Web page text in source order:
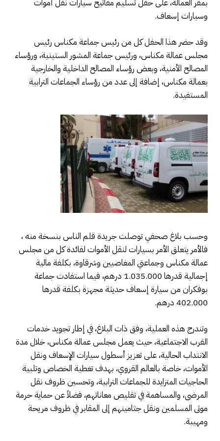
بمقر العمالة، على حفل تسليم مفاتيح سيارات نقل أموات
وسيارات إسعاف.
وقد حضر هذا الحفل كل من رئيس جماعة مكناس رئيس
مجلس عمالة مكناس، ورئيس جماعة المشور الستينية، ورؤساء
المصالح الأمنية، وبعض رؤساء المصالح الداخلية والخارجية
بعمالة مكناس، إضافة إلى عدد من رؤساء الجماعات الترابية
المستفيدة.
وحسب بلاغ صحفي توصلت جريدة قلم الناس بنسخة منه ،
فالأمر يتعلق الأمر بسيارات لنقل الأموات لفائدة كل من مجلس
عمالة مكناس وجماعتي المغاصيين وشرقاوة، بكلفة مالية
إجمالية قدرها 1.035.000 درهم، فيما استفادت جماعة
بوفكران من سيارة إسعاف حديثة مجهزة بكلفة قدرها
402.000 درهم.
وتندرج هذه العملية، وفق ذات البلاغ، في إطار تجويد خدمات
القرب الاجتماعية، حيث يعمل مجلس عمالة مكناس، خلال مدة
الانتداب الحالية، على تعزيز أسطول سيارات الإسعاف ونقل
الأموات، خاصة بالعالم القروي، بهدف تغطية الخصاص وتلبية
الحاجيات المتزايدة للجماعات الترابية، وتحسين ظروف نقل
المرضى، والمساهمة في تقليص معاناتهم، فضلاً عن حماية حرمة
موتى المسلمين ونقل جثامينهم إلى المقابر في ظروف مريحة
ومهيبة.